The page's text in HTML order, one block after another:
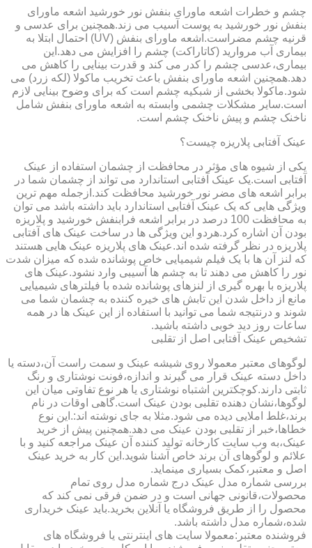
چشم و خطرات اشعه ماورای بنفش نور خورشید اشعه ماورای
بنفش نور خورشید به پوست آسیب می زند.همچنین برای عدسی و
قرنیه چشم مضراست.اشعه ماورای بنفش (UV) احتمال ابتلا به
بیماری آب مروارید (کاتاراکت) چشم را افزایش می دهد.این
بیماری،عدسی چشم را کدر می کند و قدرت بینایی را کاهش می
دهد.همچنین اشعه ماورای بنفش باعث تخریب ماکولا (لکه زرد) می
شود.ماکولا بخشی از شبکیه چشم است که برای وضوح بینایی لازم
است.سایر مشکلات چشمی وابسته به اشعه ماورای بنفش شامل
ناخنک چشم و پیش ناخنک چشم است.
عینک آفتابی پلاریزه چیست؟
یکی از شیوه های مؤثر در محافظت از چشمان استفاده از عینک
آفتابی است.یک عینک آفتابی استاندارد می تواند از چشمان شما در
برابر اشعه های مضر نور خورشید محافظت کند.ازجمله مهم ترین
ویژگی هایی که یک عینک آفتابی استاندارد باید داشته باشد می توان
به محافظت 100 درصد در برابر اشعه فرابنفش خورشید و پلاریزه
بودن آن اشاره کرد.هردو این ویژگی ها در ساخت عینک های آفتابی
پلاریزه در نظر گرفته شده اند.عینک های پلاریزه عینک هایی هستند
که لنز آن ها با یک فیلم شیمیایی خاص پوشانده شده که میزان شدت
نور را کاهش می دهند تا به چشم ها آسیبی وارد نشود.عینک های
پلاریزه با بهره گیری از لنزهای پوشانده شده با فیلترهای شیمیایی
مانع از داخل شدن این تابش های خیره کننده به چشمان شما می
شوند و درنتیجه شما می توانید با استفاده از این عینک ها در همه
ساعات روز دید خوبی داشته باشید.
تشخیص عینک آفتابی اصل از تقلبی
لوگوهای معتبر معمولا روی شیشه عینک و سمت راست آن،دسته یا
داخل دسته عینک قرار می گیرند و اندازه،فونت نوشتاری و رنگ
ثابتی دارند.کوچکترین اشتباه نوشتاری یا هر نوع تفاوتی میان این
لوگوها،نشان دهنده تقلبی بودن عینک است.گاهی اوقات در نام
برند،غلط املایی دیده می شود.مثلا به جای نوشته اند:.این نوع
خطاها،خبر از تقلبی بودن عینک می دهد.همچنین پیش از خرید
عینک،به وب سایت کارخانه تولید کننده آن عینک مراجعه کنید و با
علائم و لوگوهای آن برند خاص آشنا شوید.این کار به خرید عینک
اصل و معتبر،کمک بسیاری مینماید.
بررسی شماره مدل عینک درج شماره مدل روی تمام
محصولات،قانونی جهانی است و در ضمن فرقی نمی کند که
محصول را از طریق فروشگاه یا آنلاین بخرید.باید عینک خریداری
شده،شماره مدل داشته باشد.
فروشنده معتبر:معمولا سایت های اینترنتی یا فروشگاه های